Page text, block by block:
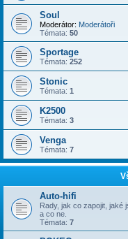
Soul
Moderátor: Moderátoři
Témata: 50
Sportage
Témata: 252
Stonic
Témata: 1
K2500
Témata: 3
Venga
Témata: 7
Auto-hifi
Rady, jak co zapojit, jaké
a co ne.
Témata: 7